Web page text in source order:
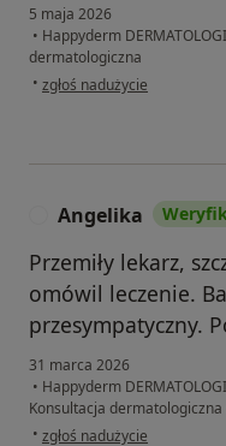
5 maja 2026
• Happyderm
dermatologiczna
• w opinii użytkownika Rafał
zgłoś nadużycie
Angelika
Przemiły lekarz,
omówil leczenie.
przesympatyczny.
31 marca 2026
• Happyderm
Konsultacja dermatologiczna
• w opinii użytkownika
zgłoś nadużycie